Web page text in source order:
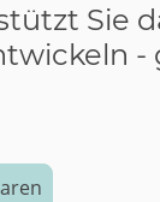
Sie
-